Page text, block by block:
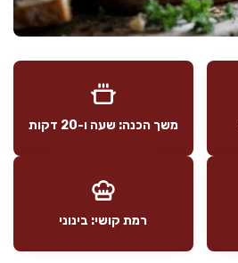
משך הכנה: שעה ו-20 דקות
רמת קושי: בינוני